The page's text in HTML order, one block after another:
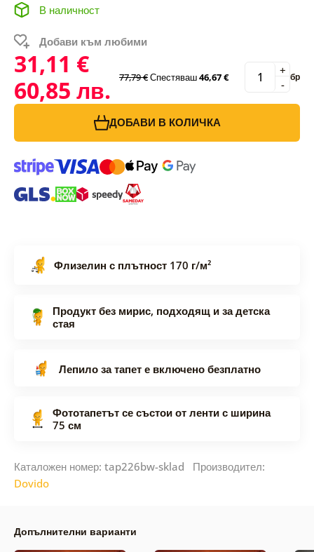
В наличност
Добави към любими
31,11 €
60,85 лв.
77,79 €Спестяваш46,67 € -
+ бр
ДОБАВИ В КОЛИЧКА
Флизелин с плътност 170 г/м²
Продукт без мирис, подходящ и за детска
стая
Лепило за тапет е включено безплатно
Фототапетът се състои от ленти с ширина
75 см
Каталожен номер: tap226bw-sklad Производител:
Dovido
Допълнителни варианти